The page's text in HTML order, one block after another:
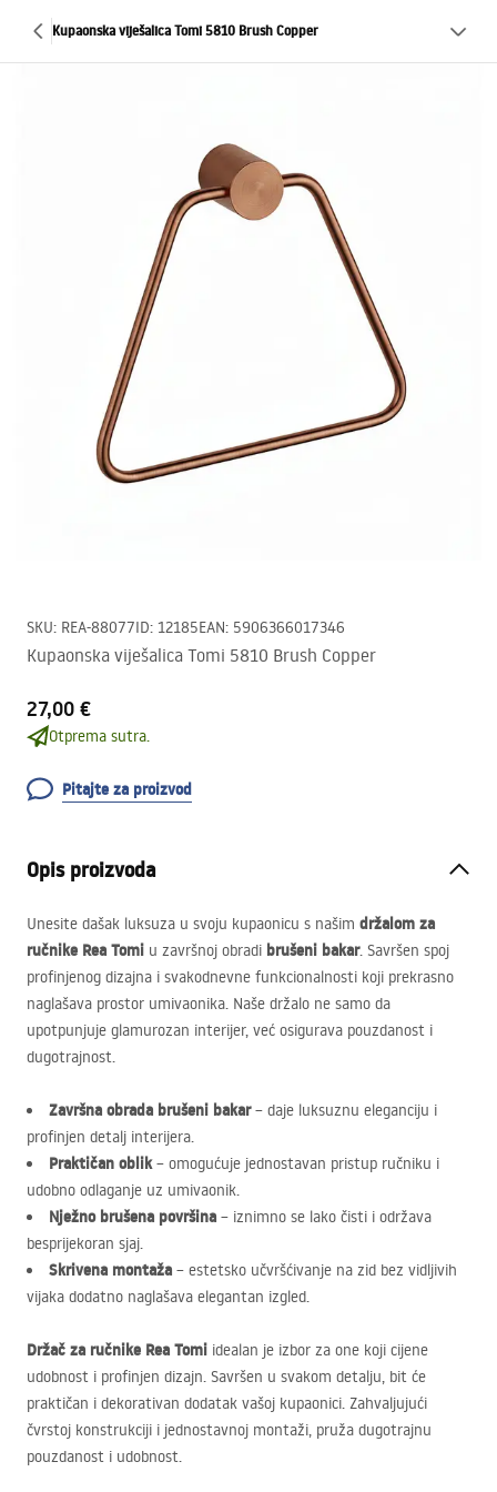
Kupaonska viješalica Tomi 5810 Brush Copper
SKU: REA-88077ID: 12185EAN: 5906366017346
Kupaonska viješalica Tomi 5810 Brush Copper
27,00 €
Otprema sutra.
Pitajte za proizvod
Opis proizvoda
Unesite dašak luksuza u svoju kupaonicu s našim držalom za
ručnike Rea Tomi u završnoj obradi brušeni bakar. Savršen spoj
profinjenog dizajna i svakodnevne funkcionalnosti koji prekrasno
naglašava prostor umivaonika. Naše držalo ne samo da
upotpunjuje glamurozan interijer, već osigurava pouzdanost i
dugotrajnost.
Završna obrada brušeni bakar– daje luksuznu eleganciju i
profinjen detalj interijera.
Praktičan oblik– omogućuje jednostavan pristup ručniku i
udobno odlaganje uz umivaonik.
Nježno brušena površina – iznimno se lako čisti i održava
besprijekoran sjaj.
Skrivena montaža – estetsko učvršćivanje na zid bez vidljivih
vijaka dodatno naglašava elegantan izgled.
Držač za ručnike Rea Tomi idealan je izbor za one koji cijene
udobnost i profinjen dizajn. Savršen u svakom detalju, bit će
praktičan i dekorativan dodatak vašoj kupaonici. Zahvaljujući
čvrstoj konstrukciji i jednostavnoj montaži, pruža dugotrajnu
pouzdanost i udobnost.